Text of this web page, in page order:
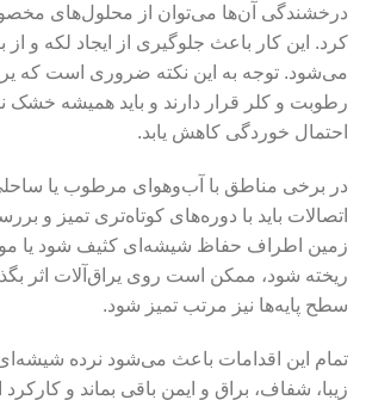
درخشندگی آن‌ها می‌توان از محلول‌های
کرد. این کار باعث جلوگیری از ایجاد لکه و
می‌شود. توجه به این نکته ضروری است که
رطوبت و کلر قرار دارند و باید همیشه خشک
احتمال خوردگی کاهش یابد.
در برخی مناطق با آب‌وهوای مرطوب یا
اتصالات باید با دوره‌های کوتاه‌تری تمیز و
زمین اطراف حفاظ شیشه‌ای کثیف شود یا
ریخته شود، ممکن است روی یراق‌آلات اثر
سطح پایه‌ها نیز مرتب تمیز شود.
تمام این اقدامات باعث می‌شود نرده
زیبا، شفاف، براق و ایمن باقی بماند و